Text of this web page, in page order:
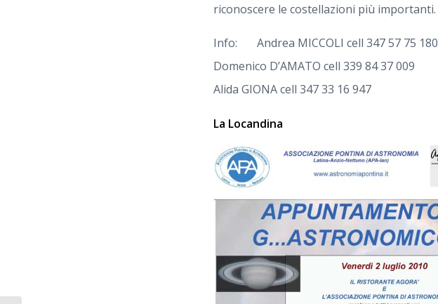
riconoscere le costellazioni più importanti.
Info: Andrea MICCOLI cell 347 57 75 180
Domenico D’AMATO cell 339 84 37 009
Alida GIONA cell 347 33 16 947
La Locandina